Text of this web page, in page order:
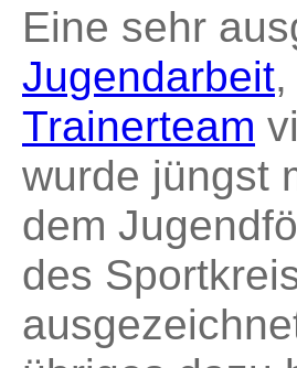
Eine sehr
Jugendarbeit
Trainerteam
wurde jüngst
dem
des